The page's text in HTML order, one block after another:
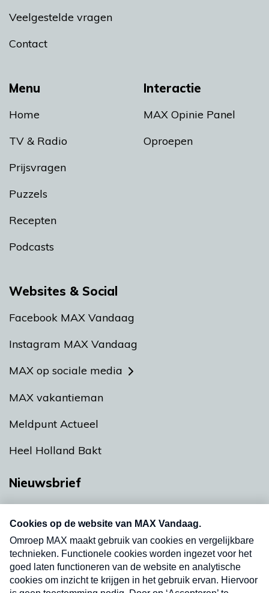
Menu
Home
TV & Radio
Prijsvragen
Puzzels
Recepten
Podcasts
Interactie
MAX Opinie Panel
Oproepen
Veelgestelde vragen
Contact
Websites & Social
Facebook MAX Vandaag
Instagram MAX Vandaag
MAX op sociale media
MAX vakantieman
Meldpunt Actueel
Heel Holland Bakt
Nieuwsbrief
nieuwsbrief. Elke vrijdag- en dinsdagochtend in
uw mailbox.
Verzend